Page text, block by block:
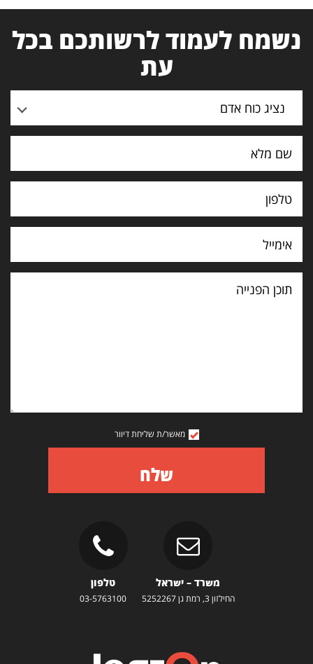
נשמח לעמוד לרשותכם בכל
עת
נציג כוח אדם
תוכן
הפנייה
מאשר/ת שליחת דיוור
שלח
משרד – ישראל
החילזון 3, רמת גן 5252267
טלפון
03-5763100